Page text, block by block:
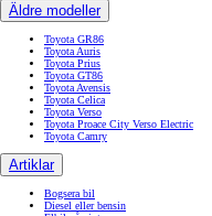
Äldre modeller
Toyota GR86
Toyota Auris
Toyota Prius
Toyota GT86
Toyota Avensis
Toyota Celica
Toyota Verso
Toyota Proace City Verso Electric
Toyota Camry
Artiklar
Bogsera bil
Diesel eller bensin